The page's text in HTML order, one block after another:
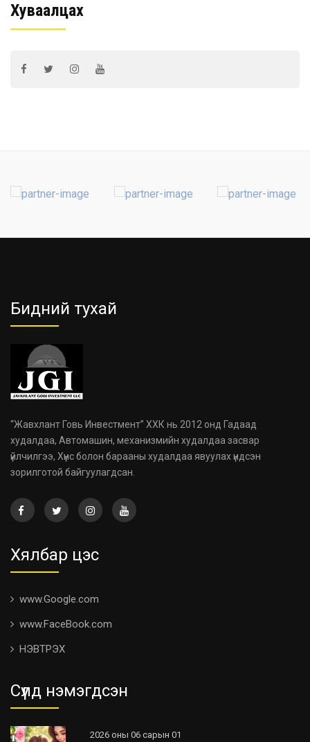
Хуваалцах
Бидний тухай
“Жавхлант Говь Инвестмент” ХХК нь 2012 онд Гадаад
худалдаа, Автомашин, механизмийн худалдаа засвар
үйлчилгээ, Хүнс болон барааны худалдаа явуулах үндсэн
зорилготой байгуулагдсан.
Хялбар цэс
www.Google.com
www.FaceBook.com
НЭВТРЭХ
Сүүлд нэмэгдсэн
2026 оны 06 сарын 01